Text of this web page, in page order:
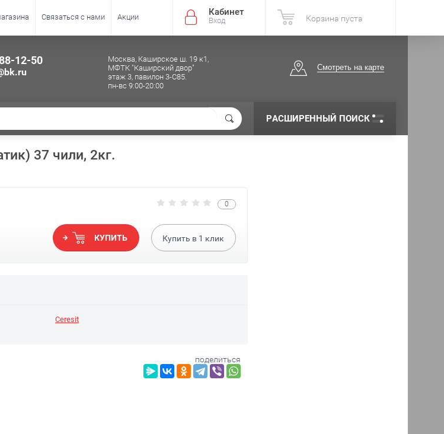
Кабинет
Вход Корзина пуста
Связаться с нами Акции
12-50
Москва, Каширское ш. 19 к1,
МФТК "Каширский двор"
этаж 3, павилон 3-С85.
пн-вс 9:00-20:00
Смотреть на карте
РАСШИРЕННЫЙ ПОИСК
37 чили, 2кг.
0
КУПИТЬ Купить в 1 клик
Ceresit
поделиться